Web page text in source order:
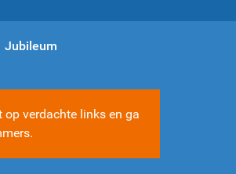
Jubileum
verdachte links en ga